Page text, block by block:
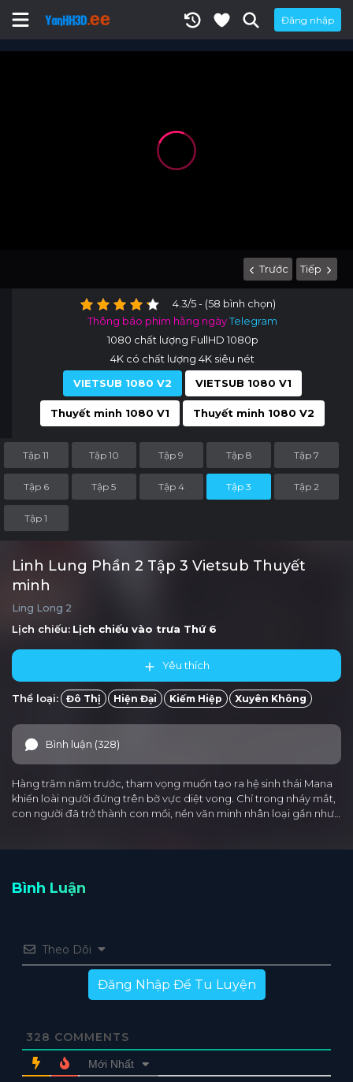
Đăng nhập
Trước Tiếp
4.3/5 - (58 bình chọn)
Thông báo phim hằng ngàyTelegram
1080 chất lượng FullHD 1080p
4K có chất lượng 4K siêu nét
VIETSUB 1080 V2
VIETSUB 1080 V1
Thuyết minh 1080 V1 Thuyết minh 1080 V2
Tập 11 Tập 10 Tập 9 Tập 8 Tập 7
Tập 6 Tập 5 Tập 4 Tập 3 Tập 2
Tập 1
Linh Lung Phần 2 Tập 3 Vietsub Thuyết
minh
Ling Long 2
Lịch chiếu: Lịch chiếu vào trưa Thứ 6
Yêu thích
Thể loại: Đô Thị Hiện Đại Kiếm Hiệp Xuyên Không
Bình luận (328)
Hàng trăm năm trước, tham vọng muốn tạo ra hệ sinh thái Mana
khiến loài người đứng trên bờ vực diệt vong. Chỉ trong nháy mắt,
con người đã trở thành con mồi, nền văn minh nhân loại gần như…
Bình Luận
Theo Dõi
Đăng Nhập Để Tu Luyện
328 COMMENTS
Mới Nhất